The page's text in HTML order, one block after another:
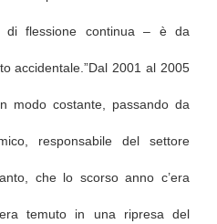
flessione continua – è da
accidentale.”Dal 2001 al 2005
modo costante, passando da
responsabile del settore
che lo scorso anno c’era
temuto in una ripresa del